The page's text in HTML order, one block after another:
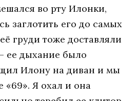
во рту Илонки,
заглотить его до самых
груди тоже доставляли
ее дыхание было
Илону на диван и мы
«69». Я охал и она